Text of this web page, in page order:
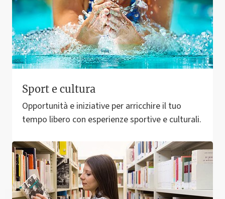
Sport e cultura
Opportunità e iniziative per arricchire il tuo
tempo libero con esperienze sportive e culturali.